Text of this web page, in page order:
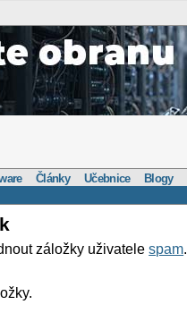
Články Učebnice Blogy
záložky uživatelespam.